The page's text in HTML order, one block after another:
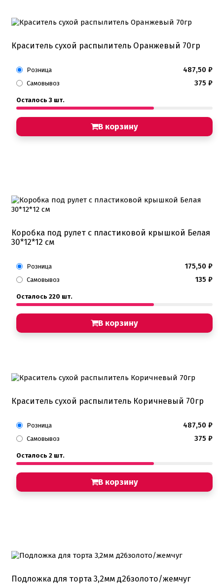
Краситель сухой распылитель Оранжевый 70гр
Розница 487,50 ₽
Самовывоз 375 ₽
Осталось 3 шт.
В корзину
Коробка под рулет с пластиковой крышкой Белая
30*12*12 см
Розница 175,50 ₽
Самовывоз 135 ₽
Осталось 220 шт.
В корзину
Краситель сухой распылитель Коричневый 70гр
Розница 487,50 ₽
Самовывоз 375 ₽
Осталось 2 шт.
В корзину
Подложка для торта 3,2мм д26золото/жемчуг